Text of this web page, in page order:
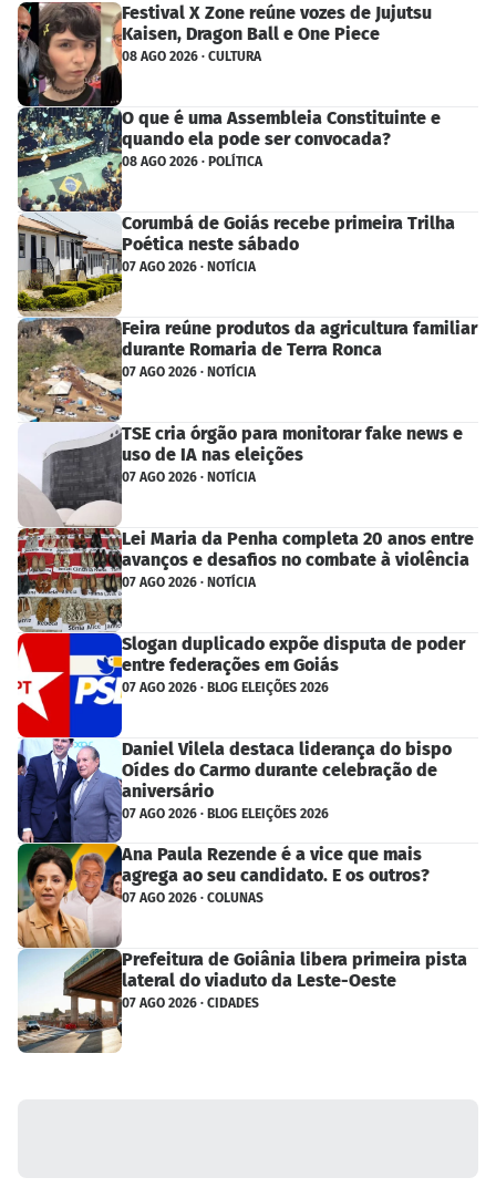
Festival X Zone reúne vozes de Jujutsu
Kaisen, Dragon Ball e One Piece
08 AGO 2026 · CULTURA
O que é uma Assembleia Constituinte e
quando ela pode ser convocada?
08 AGO 2026 · POLÍTICA
Corumbá de Goiás recebe primeira Trilha
Poética neste sábado
07 AGO 2026 · NOTÍCIA
Feira reúne produtos da agricultura familiar
durante Romaria de Terra Ronca
07 AGO 2026 · NOTÍCIA
TSE cria órgão para monitorar fake news e
uso de IA nas eleições
07 AGO 2026 · NOTÍCIA
Lei Maria da Penha completa 20 anos entre
avanços e desafios no combate à violência
07 AGO 2026 · NOTÍCIA
Slogan duplicado expõe disputa de poder
entre federações em Goiás
07 AGO 2026 · BLOG ELEIÇÕES 2026
Daniel Vilela destaca liderança do bispo
Oídes do Carmo durante celebração de
aniversário
07 AGO 2026 · BLOG ELEIÇÕES 2026
Ana Paula Rezende é a vice que mais
agrega ao seu candidato. E os outros?
07 AGO 2026 · COLUNAS
Prefeitura de Goiânia libera primeira pista
lateral do viaduto da Leste-Oeste
07 AGO 2026 · CIDADES